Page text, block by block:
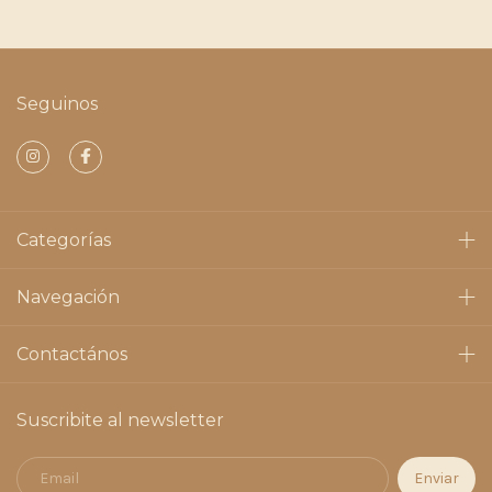
Seguinos
Categorías
Navegación
Contactános
Suscribite al newsletter